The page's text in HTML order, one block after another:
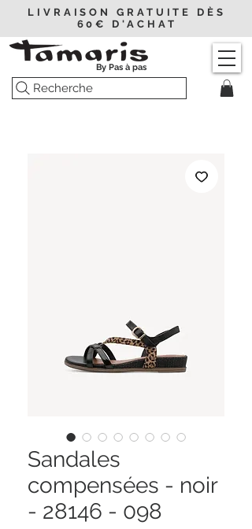
LIVRAISON GRATUITE DÈS
60€ D'ACHAT
Recherche
By Pas à pas
Sandales
compensées - noir
- 28146 - 098